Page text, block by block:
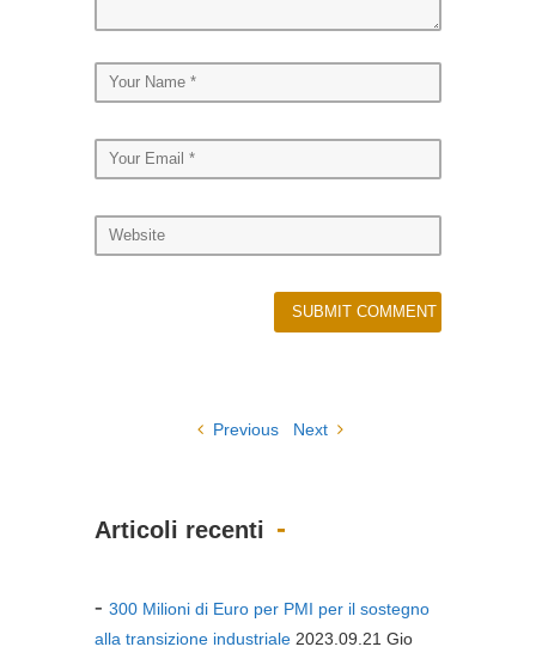
Previous Next
Articoli recenti
300 Milioni di Euro per PMI per il sostegno
alla transizione industriale 2023.09.21 Gio